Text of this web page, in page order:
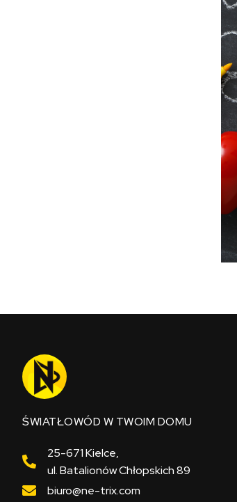
ŚWIATŁOWÓD W TWOIM DOMU
25-671 Kielce,
ul. Batalionów Chłopskich 89
biuro@ne-trix.com